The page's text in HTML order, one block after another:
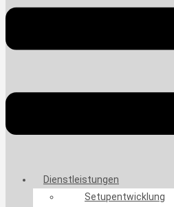
Dienstleistungen
Setupentwicklung